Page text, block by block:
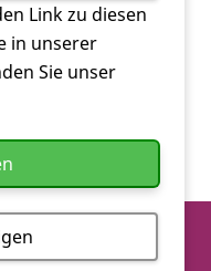
Link zu diesen
in unserer
Sie unser